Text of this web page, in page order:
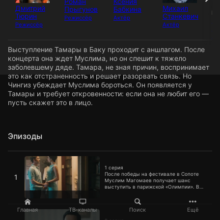
Главная ТВ-каналы Поиск Ещё
Дмитрий
Тюрин
Режиссёр
Прыгунов
Режиссёр
Бабкина
Актёр
Михаил
Станкевич
Актёр
Выступление Тамары в Баку проходит с аншлагом. После
концерта она ждет Муслима, но он спешит к тяжело
заболевшему дяде. Тамара, не зная причин, воспринимает
это как отстраненность и решает разорвать связь. Но
Чингиз убеждает Муслима бороться. Он появляется у
Тамары и требует откровенности: если она не любит его —
пусть скажет это в лицо.
Эпизоды
1
1 серия
После победы на фестивале в Сопоте
Муслим Магомаев получает шанс
выступить в парижской «Олимпии». В
условиях: ни шага в сторону от
утвержденного репертуара.
Разочарованный Магомаев готов
отказаться, но знакомство с оперной
1 серия
2 серия